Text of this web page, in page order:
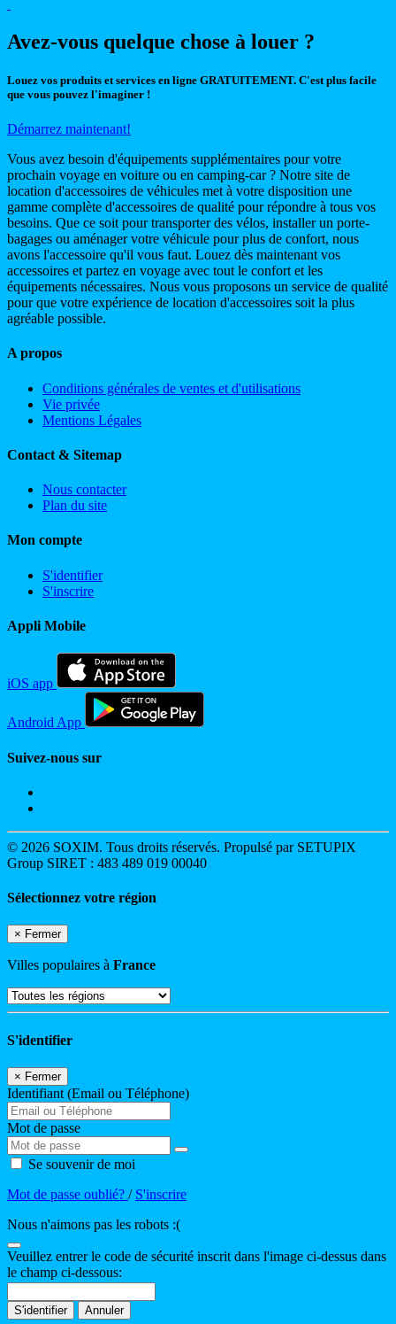
Avez-vous quelque chose à louer ?
Louez vos produits et services en ligne GRATUITEMENT. C'est plus facile
que vous pouvez l'imaginer !
Démarrez maintenant!
Vous avez besoin d'équipements supplémentaires pour votre
prochain voyage en voiture ou en camping-car ? Notre site de
location d'accessoires de véhicules met à votre disposition une
gamme complète d'accessoires de qualité pour répondre à tous vos
besoins. Que ce soit pour transporter des vélos, installer un porte-
bagages ou aménager votre véhicule pour plus de confort, nous
avons l'accessoire qu'il vous faut. Louez dès maintenant vos
accessoires et partez en voyage avec tout le confort et les
équipements nécessaires. Nous vous proposons un service de qualité
pour que votre expérience de location d'accessoires soit la plus
agréable possible.
A propos
Conditions générales de ventes et d'utilisations
Vie privée
Mentions Légales
Contact & Sitemap
Nous contacter
Plan du site
Mon compte
S'identifier
S'inscrire
Appli Mobile
iOS app
Android App
Suivez-nous sur
© 2026 SOXIM. Tous droits réservés. Propulsé par SETUPIX
Group SIRET : 483 489 019 00040
Sélectionnez votre région
× Fermer
Villes populaires à France
S'identifier
× Fermer
Identifiant (Email ou Téléphone)
Mot de passe
Se souvenir de moi
Mot de passe oublié? / S'inscrire
Nous n'aimons pas les robots :(
Veuillez entrer le code de sécurité inscrit dans l'image ci-dessus dans
le champ ci-dessous:
S'identifier Annuler